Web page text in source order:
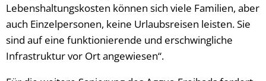
Lebenshaltungskosten können sich viele Familien, aber
auch Einzelpersonen, keine Urlaubsreisen leisten. Sie
sind auf eine funktionierende und erschwingliche
Infrastruktur vor Ort angewiesen“.